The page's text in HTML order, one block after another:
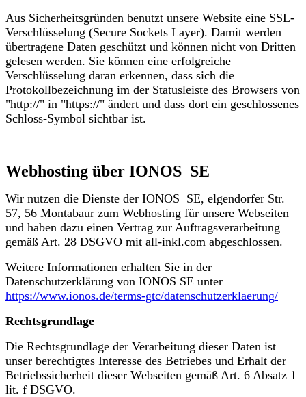
Aus Sicherheitsgründen benutzt unsere Website eine SSL-
Verschlüsselung (Secure Sockets Layer). Damit werden
übertragene Daten geschützt und können nicht von Dritten
gelesen werden. Sie können eine erfolgreiche
Verschlüsselung daran erkennen, dass sich die
Protokollbezeichnung im der Statusleiste des Browsers von
"http://" in "https://" ändert und dass dort ein geschlossenes
Schloss-Symbol sichtbar ist.
Webhosting über IONOS SE
Wir nutzen die Dienste der IONOS SE, elgendorfer Str.
57, 56 Montabaur zum Webhosting für unsere Webseiten
und haben dazu einen Vertrag zur Auftragsverarbeitung
gemäß Art. 28 DSGVO mit all-inkl.com abgeschlossen.
Weitere Informationen erhalten Sie in der
Datenschutzerklärung von IONOS SE unter
https://www.ionos.de/terms-gtc/datenschutzerklaerung/
Rechtsgrundlage
Die Rechtsgrundlage der Verarbeitung dieser Daten ist
unser berechtigtes Interesse des Betriebes und Erhalt der
Betriebssicherheit dieser Webseiten gemäß Art. 6 Absatz 1
lit. f DSGVO.